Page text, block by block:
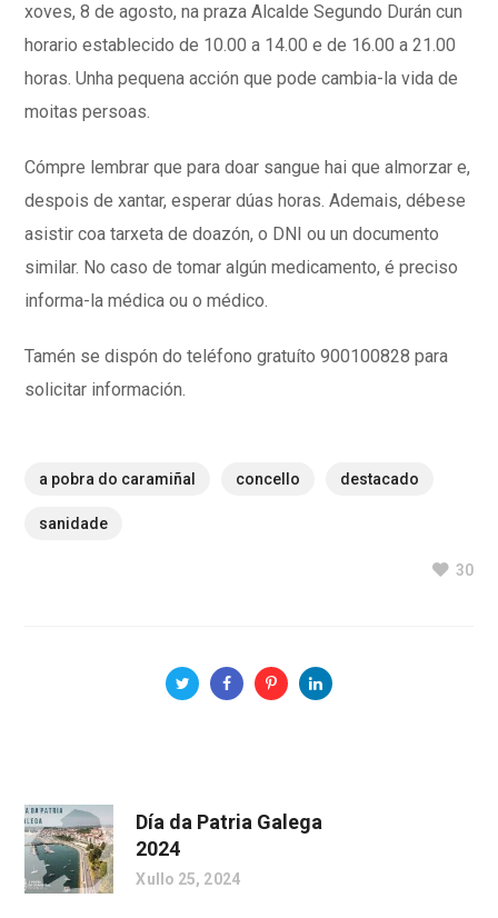
xoves, 8 de agosto, na praza Alcalde Segundo Durán cun
horario establecido de 10.00 a 14.00 e de 16.00 a 21.00
horas. Unha pequena acción que pode cambia-la vida de
moitas persoas.
Cómpre lembrar que para doar sangue hai que almorzar e,
despois de xantar, esperar dúas horas. Ademais, débese
asistir coa tarxeta de doazón, o DNI ou un documento
similar. No caso de tomar algún medicamento, é preciso
informa-la médica ou o médico.
Tamén se dispón do teléfono gratuíto 900100828 para
solicitar información.
a pobra do caramiñal concello destacado
sanidade
30
Día da Patria Galega
2024
Xullo 25, 2024